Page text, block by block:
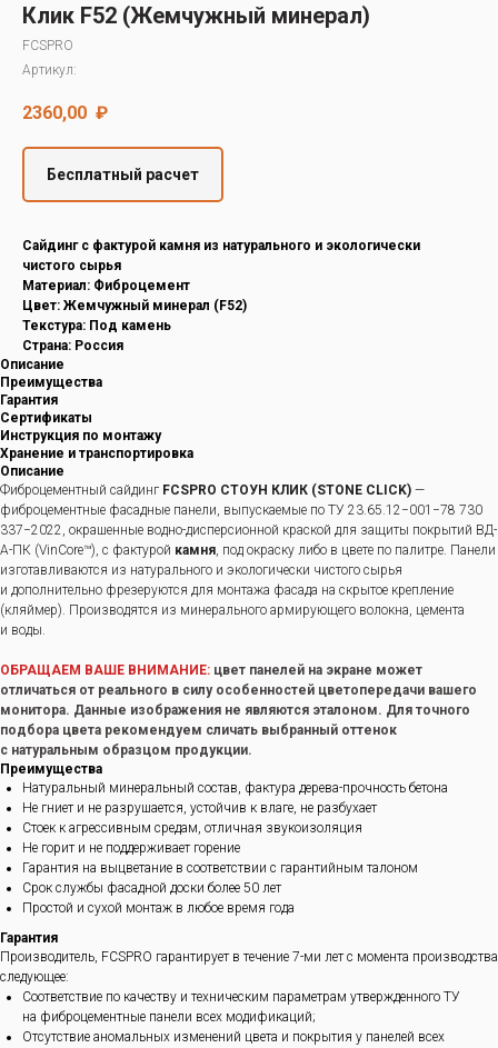
Клик F52 (Жемчужный минерал)
FCSPRO
Артикул:
2360,00 ₽
Бесплатный расчет
Cайдинг с фактурой камня из натурального и экологически
чистого сырья
Материал: Фиброцемент
Цвет: Жемчужный минерал (F52)
Текстура: Под камень
Страна: Россия
Описание
Преимущества
Гарантия
Сертификаты
Инструкция по монтажу
Хранение и транспортировка
Описание
Фиброцементный сайдинг FCSPRO СТОУН КЛИК (STONE CLICK) —
фиброцементные фасадные панели, выпускаемые по ТУ 23.65.12−001−78 730
337−2022, окрашенные водно-дисперсионной краской для защиты покрытий ВД-
А-ПК (VinCore™), с фактурой камня, под окраску либо в цвете по палитре. Панели
изготавливаются из натурального и экологически чистого сырья
и дополнительно фрезеруются для монтажа фасада на скрытое крепление
(кляймер). Производятся из минерального армирующего волокна, цемента
и воды.
ОБРАЩАЕМ ВАШЕ ВНИМАНИЕ: цвет панелей на экране может
отличаться от реального в силу особенностей цветопередачи вашего
монитора. Данные изображения не являются эталоном. Для точного
подбора цвета рекомендуем сличать выбранный оттенок
с натуральным образцом продукции.
Преимущества
Натуральный минеральный состав, фактура дерева-прочность бетона
Не гниет и не разрушается, устойчив к влаге, не разбухает
Стоек к агрессивным средам, отличная звукоизоляция
Не горит и не поддерживает горение
Гарантия на выцветание в соответствии с гарантийным талоном
Срок службы фасадной доски более 50 лет
Простой и сухой монтаж в любое время года
Гарантия
Производитель, FCSPRO гарантирует в течение 7-ми лет с момента производства
следующее:
Соответствие по качеству и техническим параметрам утвержденного ТУ
на фиброцементные панели всех модификаций;
Отсутствие аномальных изменений цвета и покрытия у панелей всех